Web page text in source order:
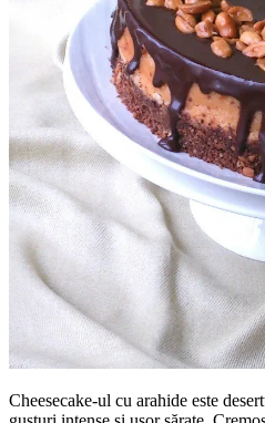
Cheesecake-ul cu arahide este